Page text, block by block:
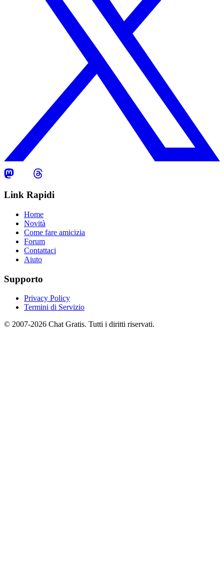
Link Rapidi
Home
Novità
Come fare amicizia
Forum
Contattaci
Aiuto
Supporto
Privacy Policy
Termini di Servizio
© 2007-2026 Chat Gratis. Tutti i diritti riservati.